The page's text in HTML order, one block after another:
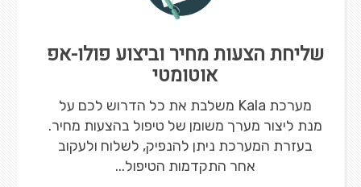
שליחת הצעות מחיר וביצוע פולו-אפ
אוטומטי
מערכת Kala משלבת את כל הדרוש לכם על
מנת ליצור מערך משומן של טיפול בהצעות מחיר.
בעזרת המערכת ניתן להנפיק, לשלוח ולעקוב
אחר התקדמות הטיפול...